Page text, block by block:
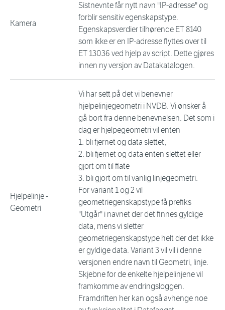
Kamera
Sistnevnte får nytt navn "IP-adresse" og
forblir sensitiv egenskapstype.
Egenskapsverdier tilhørende ET 8140
som ikke er en IP-adresse flyttes over til
ET 13036 ved hjelp av script. Dette gjøres
innen ny versjon av Datakatalogen.
Hjelpelinje -
Geometri
Vi har sett på det vi benevner
hjelpelinjegeometri i NVDB. Vi ønsker å
gå bort fra denne benevnelsen. Det som i
dag er hjelpegeometri vil enten
1. bli fjernet og data slettet,
2. bli fjernet og data enten slettet eller
gjort om til flate
3. bli gjort om til vanlig linjegeometri.
For variant 1 og 2 vil
geometriegenskapstype få prefiks
"Utgår" i navnet der det finnes gyldige
data, mens vi sletter
geometriegenskapstype helt der det ikke
er gyldige data. Variant 3 vil vil i denne
versjonen endre navn til Geometri, linje.
Skjebne for de enkelte hjelpelinjene vil
framkomme av endringsloggen.
Framdriften her kan også avhenge noe